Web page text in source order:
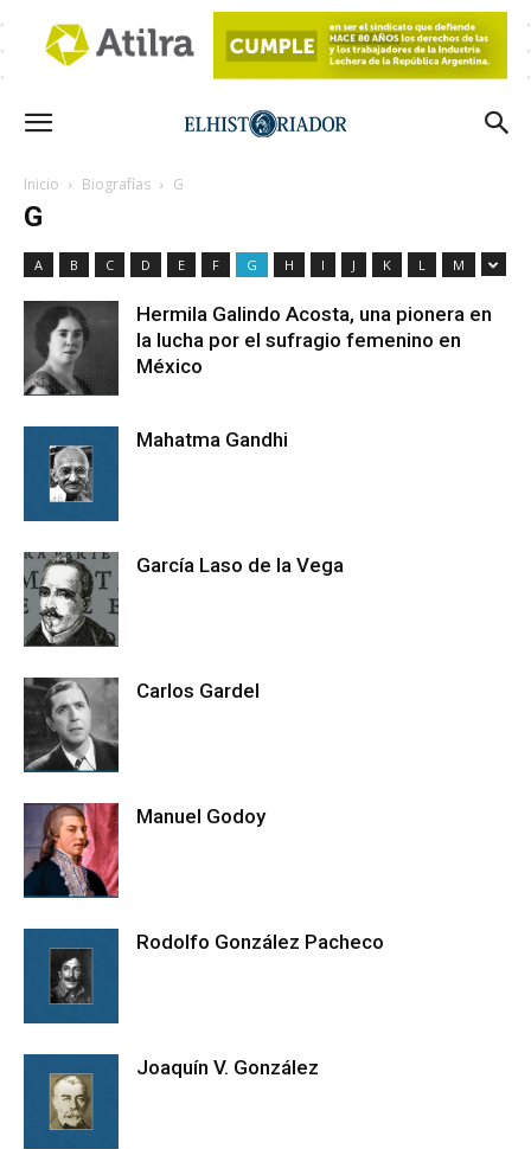
Inicio Biografías G
G
A B C D E F G H I J K L M
Hermila Galindo Acosta, una pionera en
la lucha por el sufragio femenino en
México
Mahatma Gandhi
García Laso de la Vega
Carlos Gardel
Manuel Godoy
Rodolfo González Pacheco
Joaquín V. González